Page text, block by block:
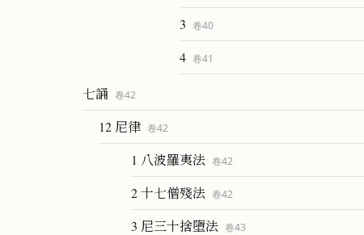
3 卷40
4 卷41
七誦 卷42
12 尼律 卷42
1 八波羅夷法 卷42
2 十七僧殘法 卷42
3 尼三十捨墮法 卷43